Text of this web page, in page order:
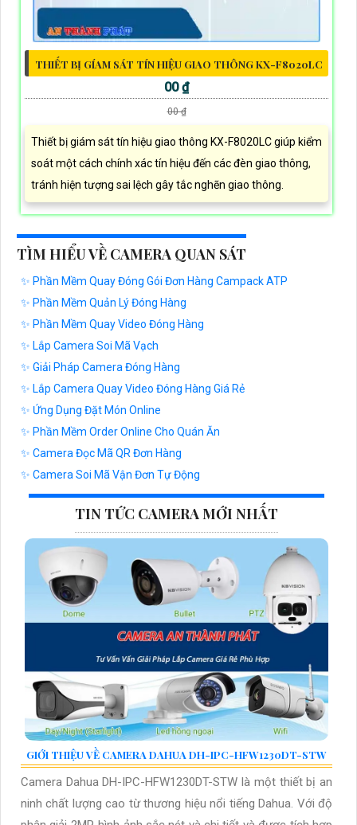
THIẾT BỊ GÍAM SÁT TÍN HIỆU GIAO THÔNG KX-F8020LC
00 ₫
00 ₫
Thiết bị giám sát tín hiệu giao thông KX-F8020LC giúp kiểm
soát một cách chính xác tín hiệu đến các đèn giao thông,
tránh hiện tượng sai lệch gây tắc nghẽn giao thông.
TÌM HIỂU VỀ CAMERA QUAN SÁT
✨ Phần Mềm Quay Đóng Gói Đơn Hàng Campack ATP
✨ Phần Mềm Quản Lý Đóng Hàng
✨ Phần Mềm Quay Video Đóng Hàng
✨ Lắp Camera Soi Mã Vạch
✨ Giải Pháp Camera Đóng Hàng
✨ Lắp Camera Quay Video Đóng Hàng Giá Rẻ
✨ Ứng Dụng Đặt Món Online
✨ Phần Mềm Order Online Cho Quán Ăn
✨ Camera Đọc Mã QR Đơn Hàng
✨ Camera Soi Mã Vận Đơn Tự Động
TIN TỨC CAMERA MỚI NHẤT
GIỚI THIỆU VỀ CAMERA DAHUA DH-IPC-HFW1230DT-STW
Camera Dahua DH-IPC-HFW1230DT-STW là một thiết bị an
ninh chất lượng cao từ thương hiệu nổi tiếng Dahua. Với độ